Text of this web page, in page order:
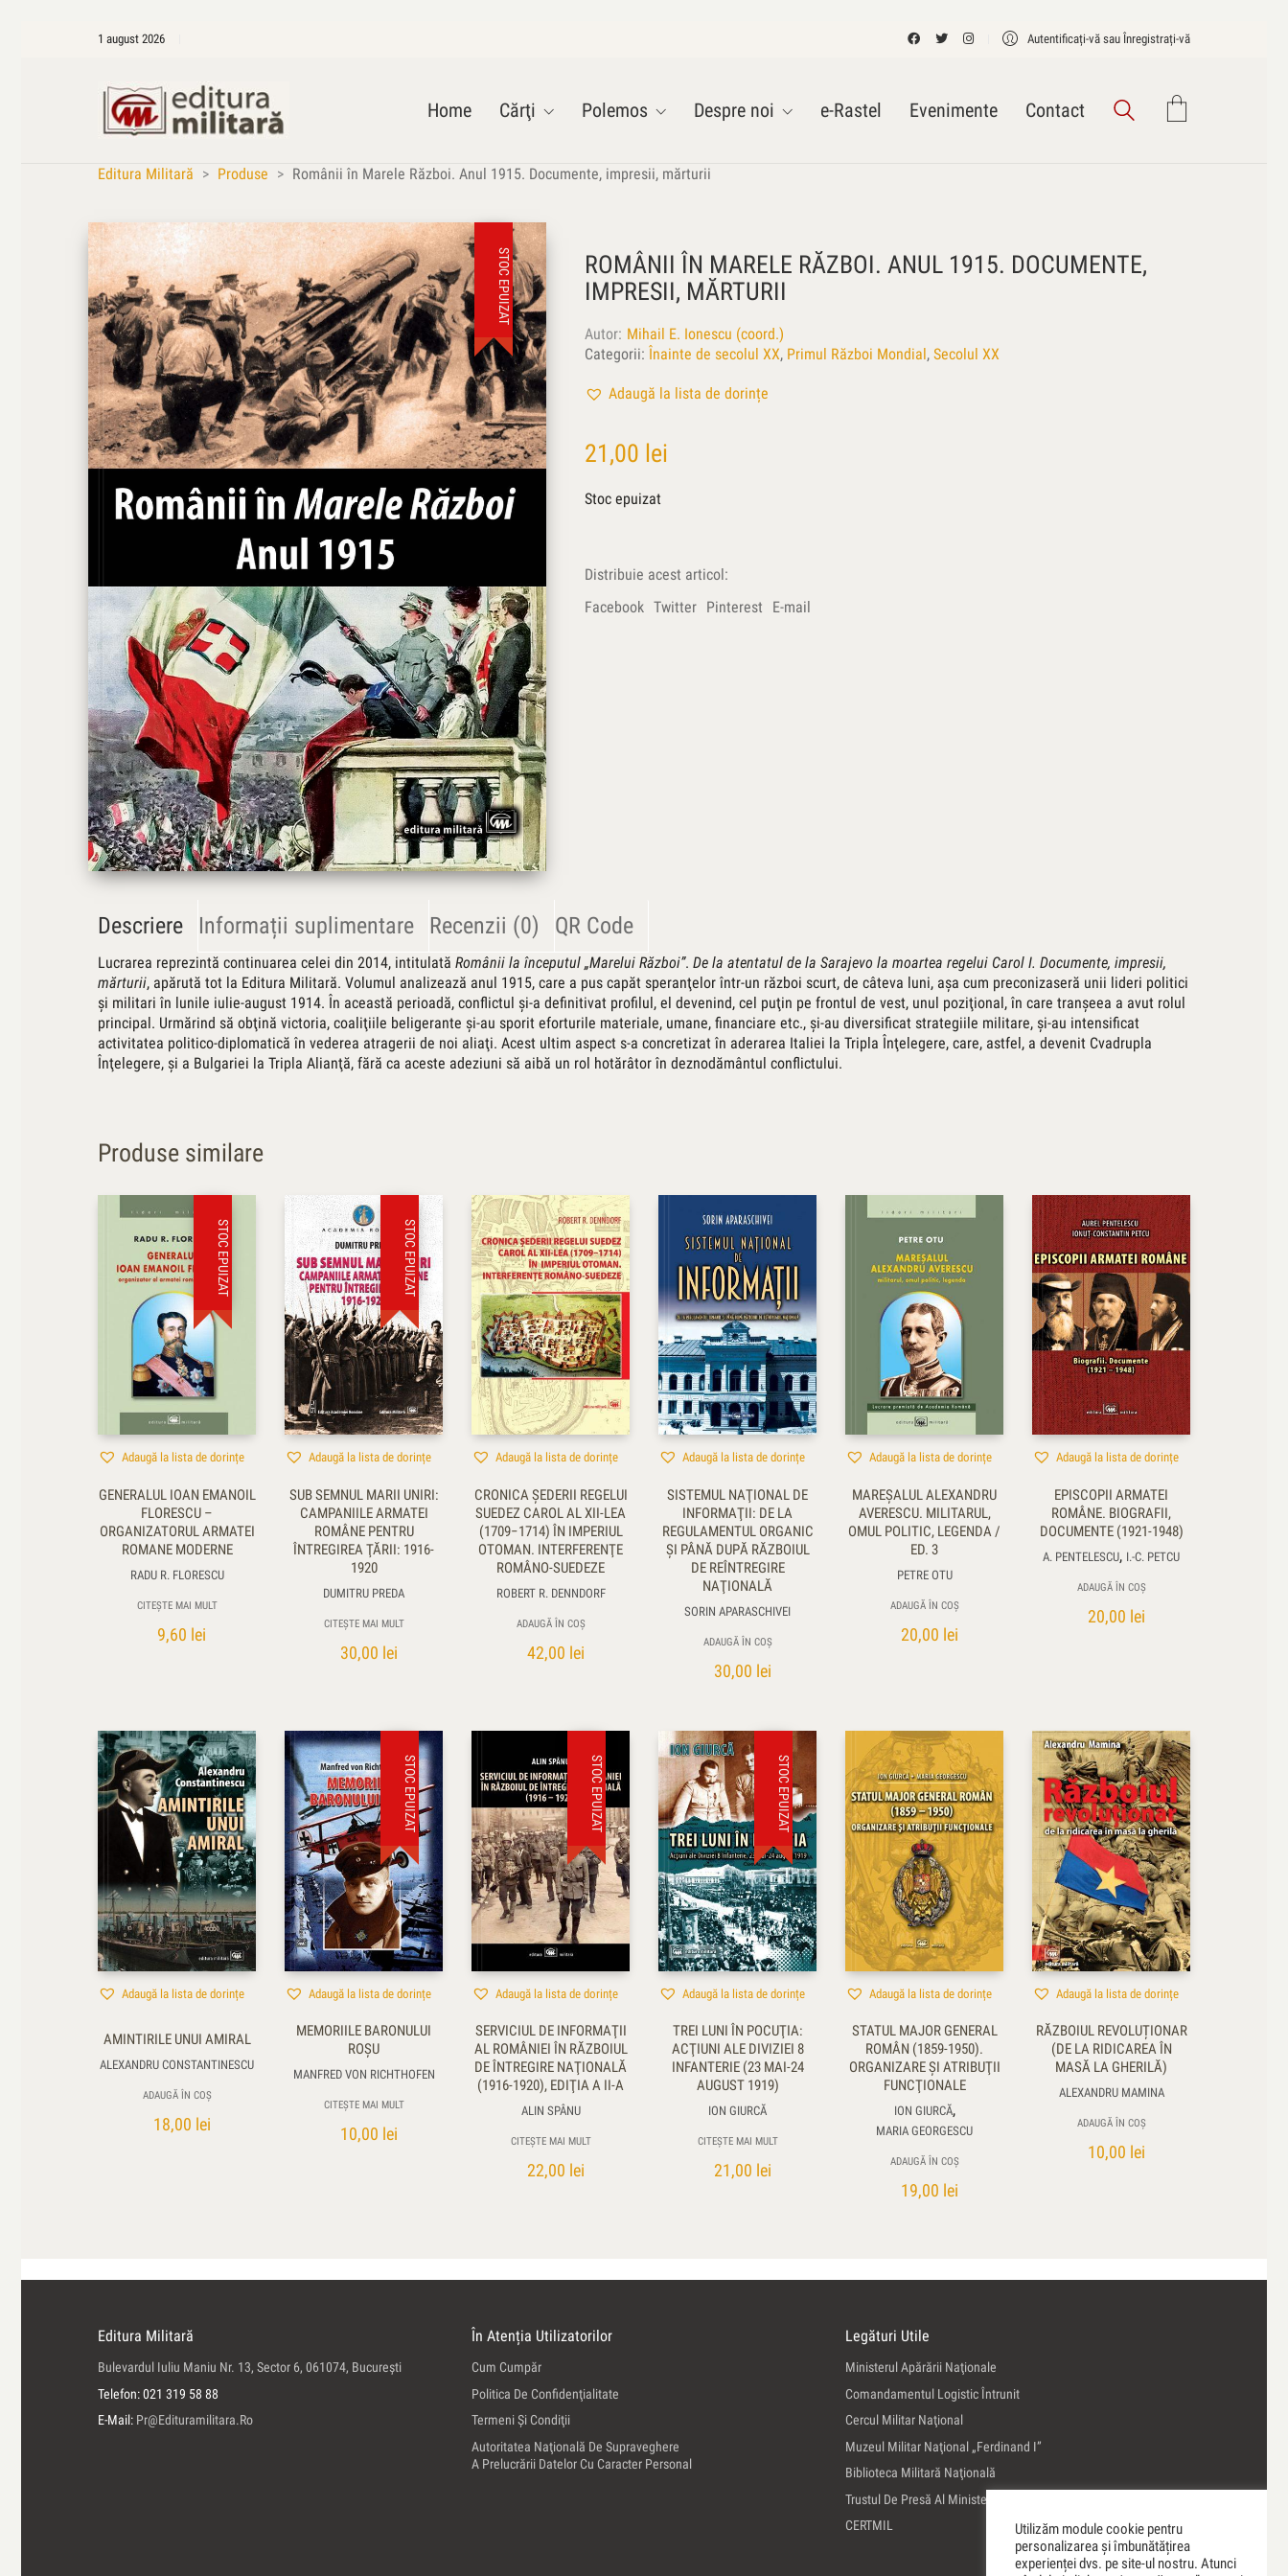
1 august 2026 Autentificați-vă sau Înregistrați-vă
Home Cărţi Polemos Despre noi e-Rastel Evenimente Contact
Editura Militară > Produse > Românii în Marele Război. Anul 1915. Documente, impresii, mărturii
STOC EPUIZAT
ROMÂNII ÎN MARELE RĂZBOI. ANUL 1915. DOCUMENTE,
IMPRESII, MĂRTURII
Autor Mihail E. Ionescu (coord.)
Categorii: Înainte de secolul XX, Primul Război Mondial, Secolul XX
Adaugă la lista de dorințe
21,00 lei
Stoc epuizat
Distribuie acest articol:
Facebook Twitter Pinterest E-mail
Descriere Informații suplimentare Recenzii (0) QR Code
Lucrarea reprezintă continuarea celei din 2014, intitulată Românii la începutul „Marelui Război”. De la atentatul de la Sarajevo la moartea regelui Carol I. Documente, impresii,
mărturii, apărută tot la Editura Militară. Volumul analizează anul 1915, care a pus capăt speranţelor într-un război scurt, de câteva luni, aşa cum preconizaseră unii lideri politici
şi militari în lunile iulie-august 1914. În această perioadă, conflictul şi-a definitivat profilul, el devenind, cel puţin pe frontul de vest, unul poziţional, în care tranşeea a avut rolul
principal. Urmărind să obţină victoria, coaliţiile beligerante şi-au sporit eforturile materiale, umane, financiare etc., şi-au diversificat strategiile militare, şi-au intensificat
activitatea politico-diplomatică în vederea atragerii de noi aliaţi. Acest ultim aspect s-a concretizat în aderarea Italiei la Tripla Înţelegere, care, astfel, a devenit Cvadrupla
Înţelegere, şi a Bulgariei la Tripla Alianţă, fără ca aceste adeziuni să aibă un rol hotărâtor în deznodământul conflictului.
Produse similare
STOC EPUIZAT
Adaugă la lista de dorințe
GENERALUL IOAN EMANOIL
FLORESCU –
ORGANIZATORUL ARMATEI
ROMANE MODERNE
RADU R. FLORESCU
CITEȘTE MAI MULT
9,60 lei
STOC EPUIZAT
Adaugă la lista de dorințe
SUB SEMNUL MARII UNIRI:
CAMPANIILE ARMATEI
ROMÂNE PENTRU
ÎNTREGIREA ŢĂRII: 1916-
1920
DUMITRU PREDA
CITEȘTE MAI MULT
30,00 lei
Adaugă la lista de dorințe
CRONICA ŞEDERII REGELUI
SUEDEZ CAROL AL XII-LEA
(1709−1714) ÎN IMPERIUL
OTOMAN. INTERFERENŢE
ROMÂNO-SUEDEZE
ROBERT R. DENNDORF
ADAUGĂ ÎN COȘ
42,00 lei
Adaugă la lista de dorințe
SISTEMUL NAŢIONAL DE
INFORMAŢII: DE LA
REGULAMENTUL ORGANIC
ŞI PÂNĂ DUPĂ RĂZBOIUL
DE REÎNTREGIRE
NAŢIONALĂ
SORIN APARASCHIVEI
ADAUGĂ ÎN COȘ
30,00 lei
Adaugă la lista de dorințe
MAREŞALUL ALEXANDRU
AVERESCU. MILITARUL,
OMUL POLITIC, LEGENDA /
ED. 3
PETRE OTU
ADAUGĂ ÎN COȘ
20,00 lei
Adaugă la lista de dorințe
EPISCOPII ARMATEI
ROMÂNE. BIOGRAFII,
DOCUMENTE (1921-1948)
A. PENTELESCU, I.-C. PETCU
ADAUGĂ ÎN COȘ
20,00 lei
Adaugă la lista de dorințe
AMINTIRILE UNUI AMIRAL
ALEXANDRU CONSTANTINESCU
ADAUGĂ ÎN COȘ
18,00 lei
STOC EPUIZAT
Adaugă la lista de dorințe
MEMORIILE BARONULUI
ROŞU
MANFRED VON RICHTHOFEN
CITEȘTE MAI MULT
10,00 lei
STOC EPUIZAT
Adaugă la lista de dorințe
SERVICIUL DE INFORMAŢII
AL ROMÂNIEI ÎN RĂZBOIUL
DE ÎNTREGIRE NAŢIONALĂ
(1916-1920), EDIŢIA A II-A
ALIN SPÂNU
CITEȘTE MAI MULT
22,00 lei
STOC EPUIZAT
Adaugă la lista de dorințe
TREI LUNI ÎN POCUŢIA:
ACŢIUNI ALE DIVIZIEI 8
INFANTERIE (23 MAI-24
AUGUST 1919)
ION GIURCĂ
CITEȘTE MAI MULT
21,00 lei
Adaugă la lista de dorințe
STATUL MAJOR GENERAL
ROMÂN (1859-1950).
ORGANIZARE ŞI ATRIBUŢII
FUNCŢIONALE
ION GIURCĂ,
MARIA GEORGESCU
ADAUGĂ ÎN COȘ
19,00 lei
Adaugă la lista de dorințe
RĂZBOIUL REVOLUȚIONAR
(DE LA RIDICAREA ÎN
MASĂ LA GHERILĂ)
ALEXANDRU MAMINA
ADAUGĂ ÎN COȘ
10,00 lei
Editura Militară
Bulevardul Iuliu Maniu Nr. 13, Sector 6, 061074, Bucureşti
Telefon: 021 319 58 88
E-Mail: Pr@edituramilitara.ro
În Atenția Utilizatorilor
Cum Cumpăr
Politica De Confidenţialitate
Termeni Şi Condiţii
Autoritatea Naţională De Supraveghere
A Prelucrării Datelor Cu Caracter Personal
Legături Utile
Ministerul Apărării Naţionale
Comandamentul Logistic Întrunit
Cercul Militar Naţional
Muzeul Militar Naţional „Ferdinand I”
Biblioteca Militară Naţională
Trustul De Presă Al Ministerului Apărării Naţionale
CERTMIL
Utilizăm module cookie pentru
personalizarea și îmbunătățirea
experienței dvs. pe site-ul nostru. Atunci